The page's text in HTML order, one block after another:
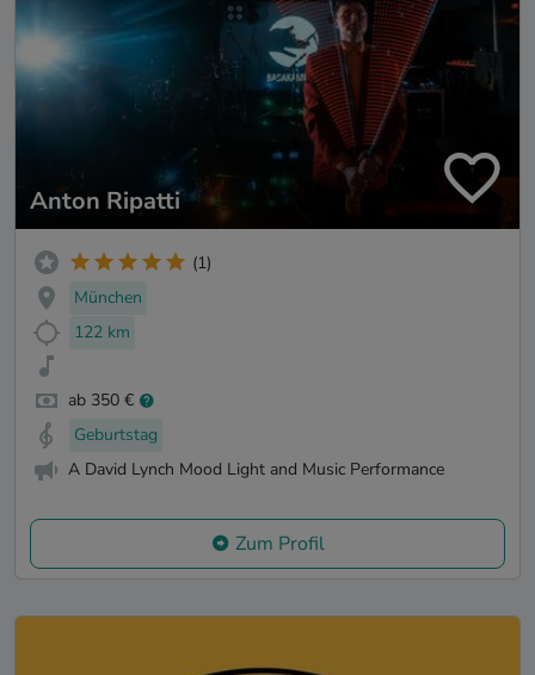
Anton Ripatti
(1)
München
122 km
ab 350 €
Geburtstag
A David Lynch Mood Light and Music Performance
Zum Profil